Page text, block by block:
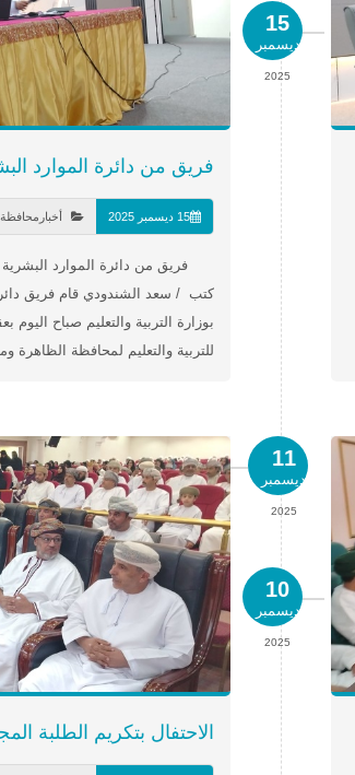
فريق من دائرة الموارد
15 ديسمبر 2025
فريق من دائرة الموارد البشرية
كتب / سعد الشندودي قام فريق دائرة
بوزارة التربية والتعليم صباح اليوم
للتربية والتعليم لمحافظة الظاهرة
15
ديسمبر
2025
11
ديسمبر
2025
الاحتفال بتكريم الطلبة
10
ديسمبر
2025